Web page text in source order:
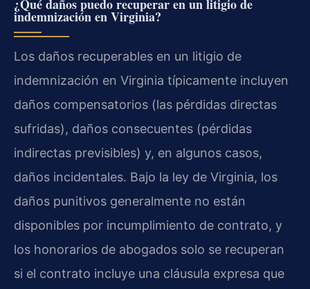
¿Qué daños puedo recuperar en un litigio de
indemnización en Virginia?
Los daños recuperables en un litigio de
indemnización en Virginia típicamente incluyen
daños compensatorios (las pérdidas directas
sufridas), daños consecuentes (pérdidas
indirectas previsibles) y, en algunos casos,
daños incidentales. Bajo la ley de Virginia, los
daños punitivos generalmente no están
disponibles por incumplimiento de contrato, y
los honorarios de abogados solo se recuperan
si el contrato incluye una cláusula expresa que